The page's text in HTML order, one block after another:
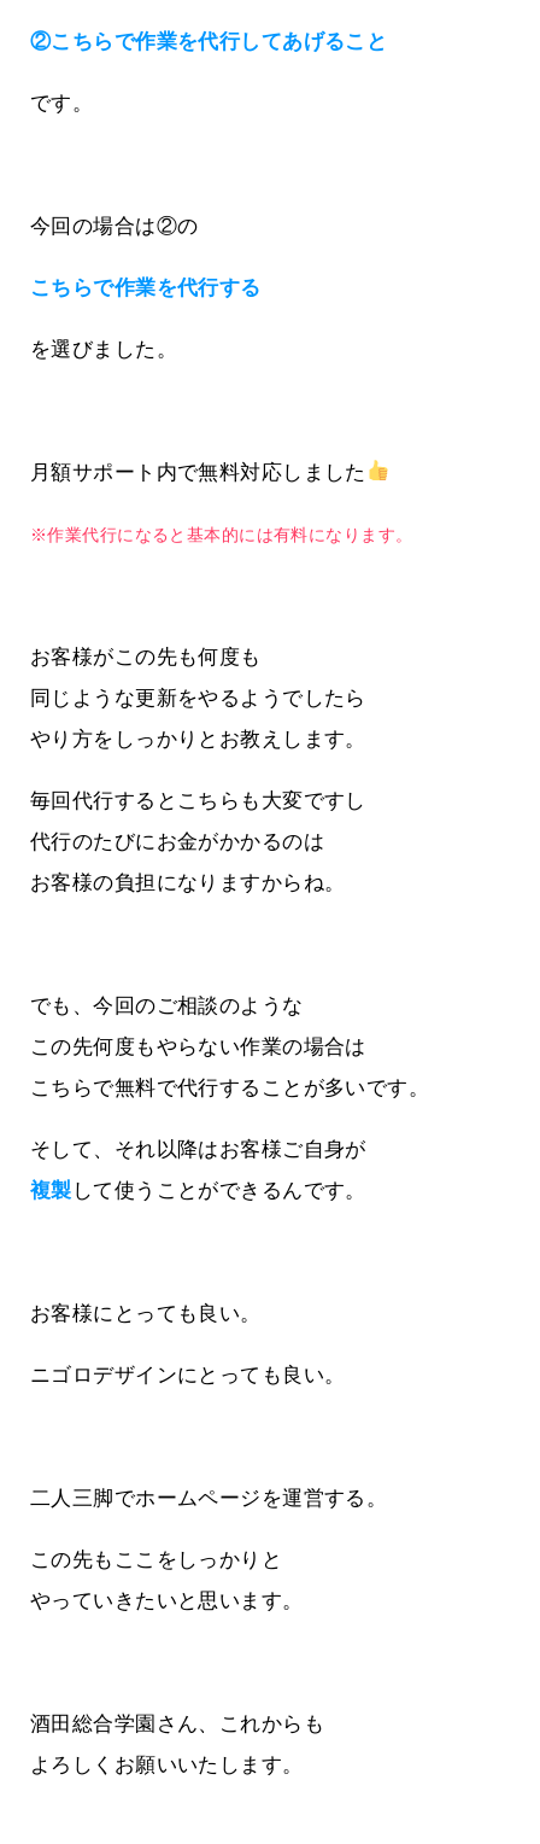
②こちらで作業を代行してあげること
です。
今回の場合は②の
こちらで作業を代行する
を選びました。
月額サポート内で無料対応しました
※作業代行になると基本的には有料になります。
お客様がこの先も何度も
同じような更新をやるようでしたら
やり方をしっかりとお教えします。
毎回代行するとこちらも大変ですし
代行のたびにお金がかかるのは
お客様の負担になりますからね。
でも、今回のご相談のような
この先何度もやらない作業の場合は
こちらで無料で代行することが多いです。
そして、それ以降はお客様ご自身が
複製 して使うことができるんです。
お客様にとっても良い。
ニゴロデザインにとっても良い。
二人三脚でホームページを運営する。
この先もここをしっかりと
やっていきたいと思います。
酒田総合学園さん、これからも
よろしくお願いいたします。